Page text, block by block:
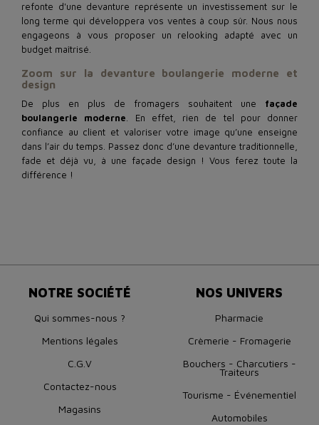
refonte d'une devanture représente un investissement sur le
long terme qui développera vos ventes à coup sûr. Nous nous
engageons à vous proposer un relooking adapté avec un
budget maîtrisé.
Zoom sur la devanture boulangerie moderne et
design
De plus en plus de fromagers souhaitent une façade
boulangerie moderne. En effet, rien de tel pour donner
confiance au client et valoriser votre image qu’une enseigne
dans l’air du temps. Passez donc d’une devanture traditionnelle,
fade et déjà vu, à une façade design ! Vous ferez toute la
différence !
NOTRE SOCIÉTÉ
Qui sommes-nous ?
Mentions légales
C.G.V
Contactez-nous
Magasins
NOS UNIVERS
Pharmacie
Crèmerie - Fromagerie
Bouchers - Charcutiers -
Traiteurs
Tourisme - Événementiel
Automobiles